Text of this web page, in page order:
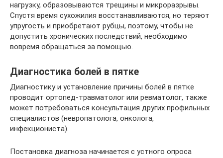
нагрузку, образовываются трещины и микроразрывы.
Спустя время сухожилия восстанавливаются, но теряют
упругость и приобретают рубцы, поэтому, чтобы не
допустить хронических последствий, необходимо
вовремя обращаться за помощью.
Диагностика болей в пятке
Диагностику и установление причины болей в пятке
проводит ортопед-травматолог или ревматолог, также
может потребоваться консультация других профильных
специалистов (невропатолога, онколога,
инфекциониста).
Постановка диагноза начинается с устного опроса